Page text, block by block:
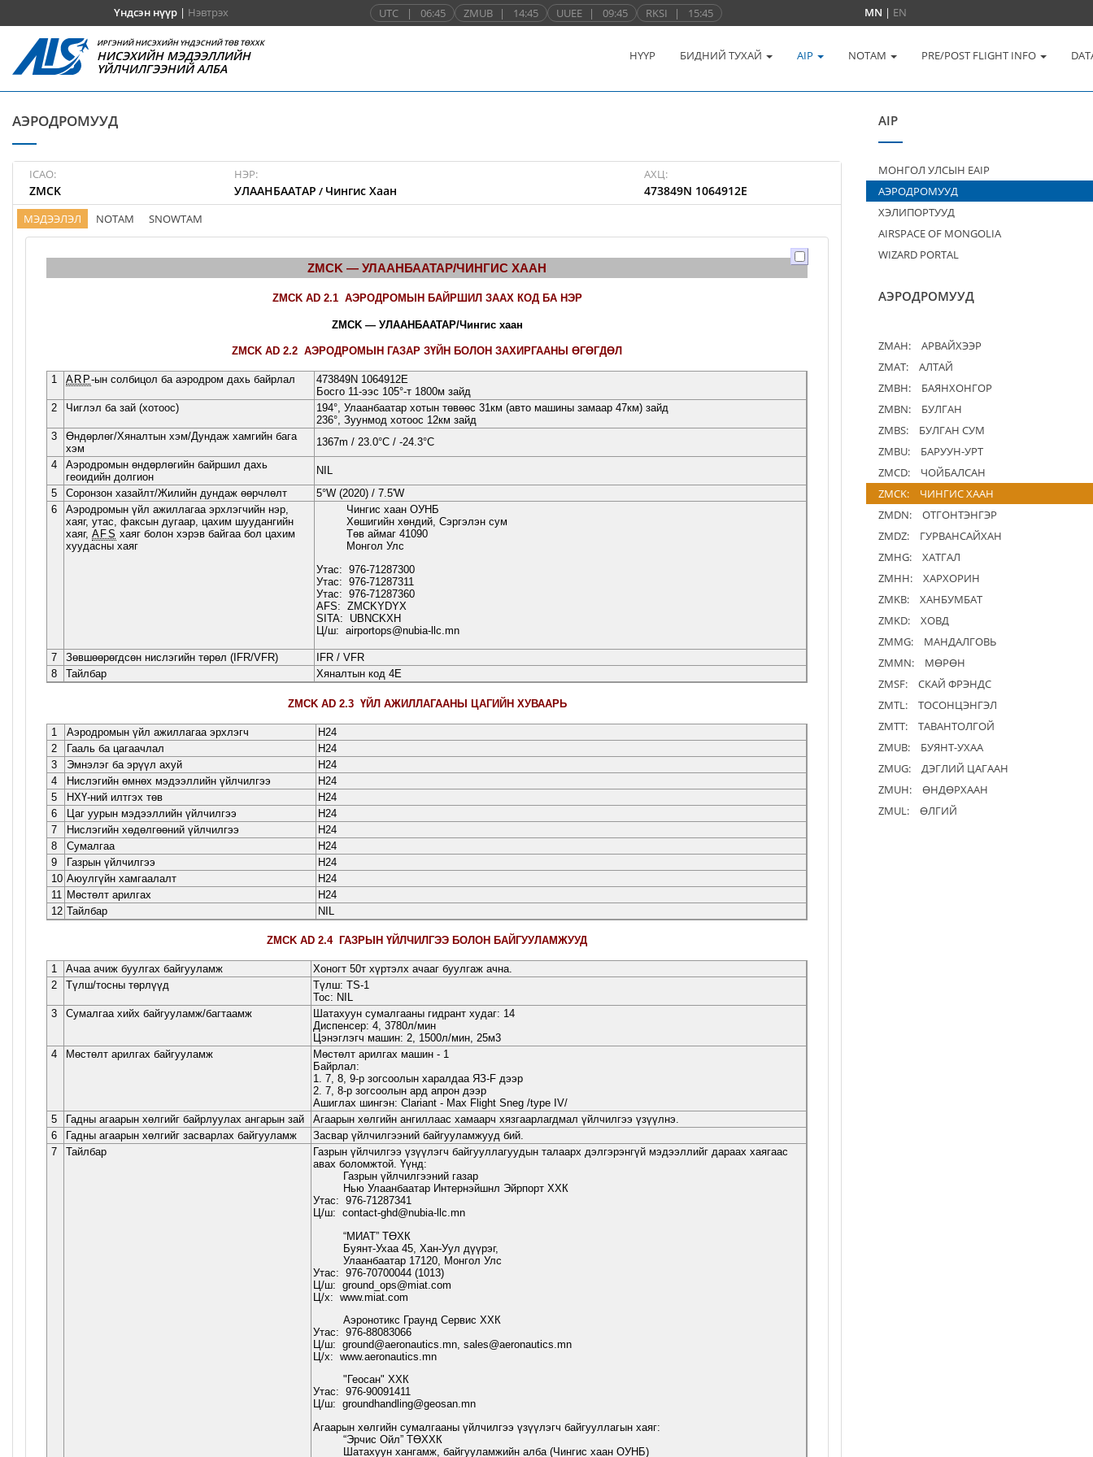
Үндсэн нүүр| Нэвтрэх UTC | 06:45 ZMUB | 14:45 UUEE | 09:45 RKSI | 15:45 MN | EN
ИРГЭНИЙ НИСЭХИЙН ҮНДЭСНИЙ ТӨВ ТӨХХК
НИСЭХИЙН МЭДЭЭЛЛИЙН
ҮЙЛЧИЛГЭЭНИЙ АЛБА
НҮҮР БИДНИЙ ТУХАЙ AIP NOTAM PRE/POST FLIGHT INFO
АЭРОДРОМУУД
ICAO:
ZMCK
НЭР:
УЛААНБААТАР / Чингис Хаан
АХЦ:
473849N 1064912E
МЭДЭЭЛЭЛ NOTAM SNOWTAM
AIP
МОНГОЛ УЛСЫН EAIP
АЭРОДРОМУУД
ХЭЛИПОРТУУД
AIRSPACE OF MONGOLIA
WIZARD PORTAL
АЭРОДРОМУУД
ZMAH:
АРВАЙХЭЭР
ZMAT:
АЛТАЙ
ZMBH:
БАЯНХОНГОР
ZMBN:
БУЛГАН
ZMBS:
БУЛГАН СУМ
ZMBU:
БАРУУН-УРТ
ZMCD:
ЧОЙБАЛСАН
ZMCK:
ЧИНГИС ХААН
ZMDN:
ОТГОНТЭНГЭР
ZMDZ:
ГУРВАНСАЙХАН
ZMHG:
ХАТГАЛ
ZMHH:
ХАРХОРИН
ZMKB:
ХАНБУМБАТ
ZMKD:
ХОВД
ZMMG:
МАНДАЛГОВЬ
ZMMN:
МӨРӨН
ZMSF:
СКАЙ ФРЭНДС
ZMTL:
ТОСОНЦЭНГЭЛ
ZMTT:
ТАВАНТОЛГОЙ
ZMUB:
БУЯНТ-УХАА
ZMUG:
ДЭГЛИЙ ЦАГААН
ZMUH:
ӨНДӨРХААН
ZMUL:
ӨЛГИЙ